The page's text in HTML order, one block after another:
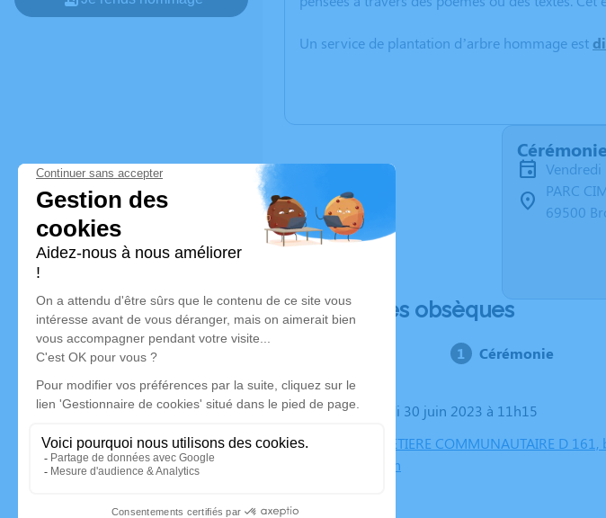
Un service de plantation d’arbre hommage est
Cérémonie
PARC
69500
Déroulé des obsèques
Cérémonie
Le vendredi 30 juin 2023 à 11h15
PARC CIMETIERE COMMUNAUTAIRE D
69500 Bron